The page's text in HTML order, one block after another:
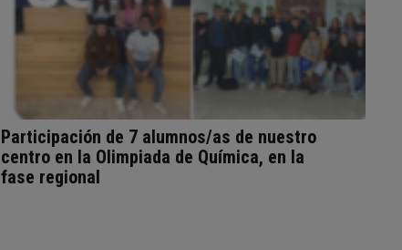
Participación de 7 alumnos/as de nuestro
centro en la Olimpiada de Química, en la
fase regional